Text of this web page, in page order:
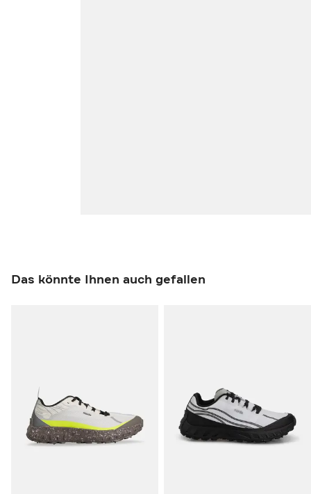
Das könnte Ihnen auch gefallen